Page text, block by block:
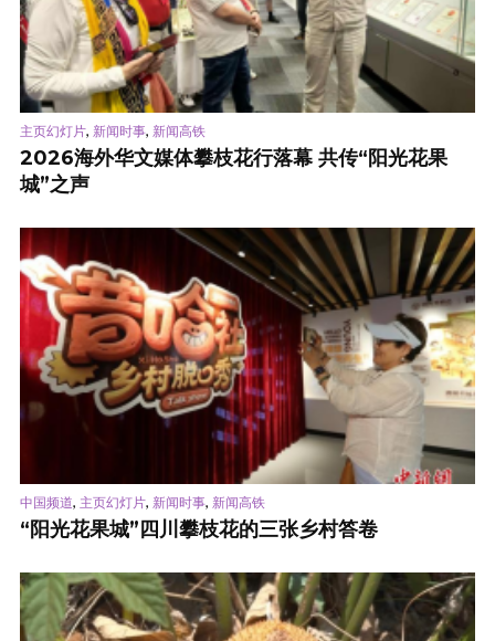
主页幻灯片, 新闻时事, 新闻高铁
2026海外华文媒体攀枝花行落幕 共传“阳光花果
城”之声
中国频道, 主页幻灯片, 新闻时事, 新闻高铁
“阳光花果城”四川攀枝花的三张乡村答卷